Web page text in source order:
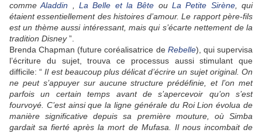
commeAladdin La Belle et la Bête ouLa Petite Sirène, qui
étaient essentiellement des histoires d’amour. Le rapport père-fils
est un thème aussi intéressant, mais qui s’écarte nettement de la
tradition Disney”.
Brenda Chapman (future coréalisatrice de Rebelle), qui supervisa
l’écriture du sujet, trouva ce processus aussi stimulant que
difficile: “Il est beaucoup plusdélicat d’écrire un sujet original. On
ne peut s’appuyer sur aucune structure prédéfinie, et l’on met
parfois un certain temps avant de s’apercevoir qu’on s’est
fourvoyé. C’est ainsi que la ligne générale du Roi Lion évolua de
manière significative depuis sa première mouture, où Simba
gardait sa fierté après la mort de Mufasa. Il nous incombait de